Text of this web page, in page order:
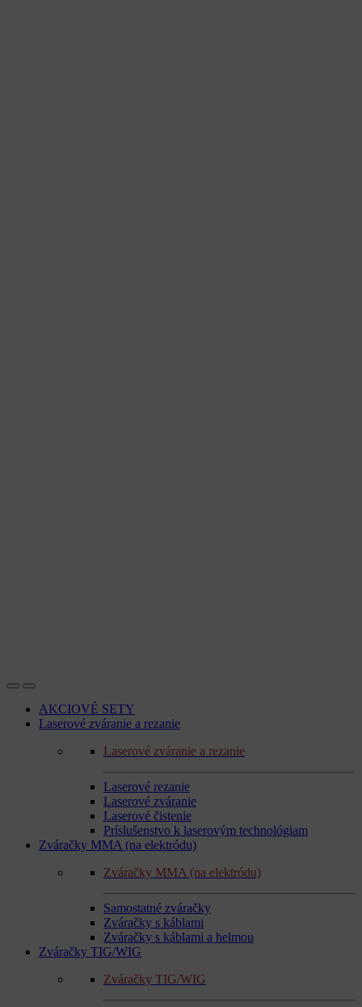
AKCIOVÉ SETY
Laserové zváranie a rezanie
Laserové zváranie a rezanie
Laserové rezanie
Laserové zváranie
Laserové čistenie
Príslušenstvo k laserovým technológiam
Zváračky MMA (na elektródu)
Zváračky MMA (na elektródu)
Samostatné zváračky
Zváračky s káblami
Zváračky s káblami a helmou
Zváračky TIG/WIG
Zváračky TIG/WIG